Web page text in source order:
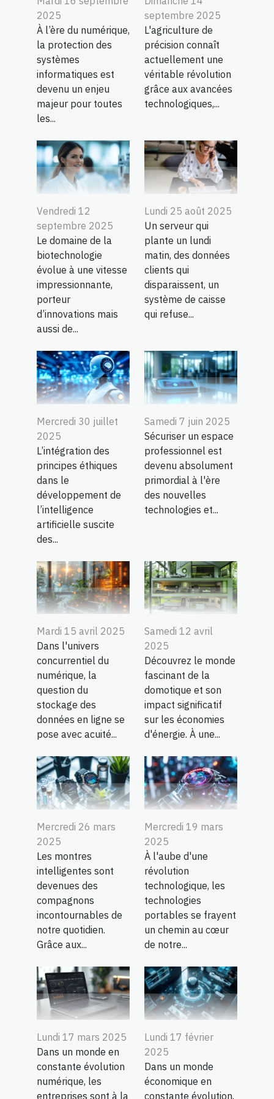
2025
À l’ère du numérique,
la protection des
systèmes
informatiques est
devenu un enjeu
majeur pour toutes
les...
septembre 2025
L'agriculture de
précision connaît
actuellement une
véritable révolution
grâce aux avancées
technologiques,...
Vendredi 12
septembre 2025
Le domaine de la
biotechnologie
évolue à une vitesse
impressionnante,
porteur
d’innovations mais
aussi de...
Lundi 25 août 2025
Un serveur qui
plante un lundi
matin, des données
clients qui
disparaissent, un
système de caisse
qui refuse...
Mercredi 30 juillet
2025
L’intégration des
principes éthiques
dans le
développement de
l’intelligence
artificielle suscite
des...
Samedi 7 juin 2025
Sécuriser un espace
professionnel est
devenu absolument
primordial à l'ère
des nouvelles
technologies et...
Mardi 15 avril 2025
Dans l'univers
concurrentiel du
numérique, la
question du
stockage des
données en ligne se
pose avec acuité...
Samedi 12 avril
2025
Découvrez le monde
fascinant de la
domotique et son
impact significatif
sur les économies
d'énergie. À une...
Mercredi 26 mars
2025
Les montres
intelligentes sont
devenues des
compagnons
incontournables de
notre quotidien.
Grâce aux...
Mercredi 19 mars
2025
À l'aube d'une
révolution
technologique, les
technologies
portables se frayent
un chemin au cœur
de notre...
Lundi 17 mars 2025
Dans un monde en
constante évolution
numérique, les
entreprises sont à la
Lundi 17 février
2025
Dans un monde
économique en
constante évolution,